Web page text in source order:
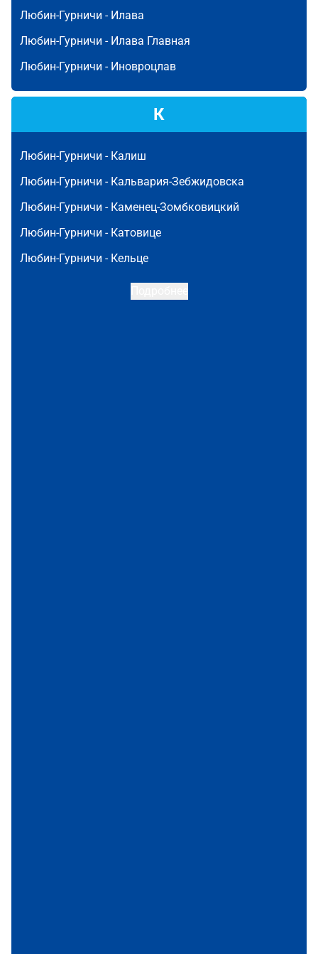
Любин-Гурничи - Илава
Любин-Гурничи - Илава Главная
Любин-Гурничи - Иновроцлав
К
Любин-Гурничи - Калиш
Любин-Гурничи - Кальвария-Зебжидовска
Любин-Гурничи - Каменец-Зомбковицкий
Любин-Гурничи - Катовице
Любин-Гурничи - Кельце